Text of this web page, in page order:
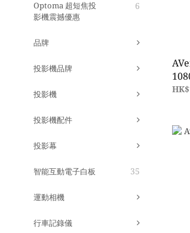
Optoma 超短焦投
影機震撼優惠
6
品牌
投影機品牌
投影機
投影機配件
投影幕
智能互動電子白板 35
運動相機
行車記錄儀
學